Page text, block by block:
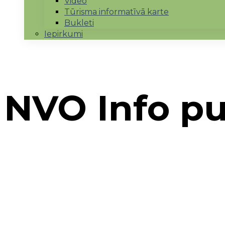
Tūrisma informatīvā karte
Bukleti
Iepirkumi
NVO Info